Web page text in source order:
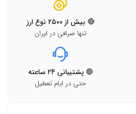
🔴 بیش از ۲۵۰۰ نوع ارز
تنها صرافی در ایران
🟢 پشتیبانی ۲۴ ساعته
حتی در ایام تعطیل